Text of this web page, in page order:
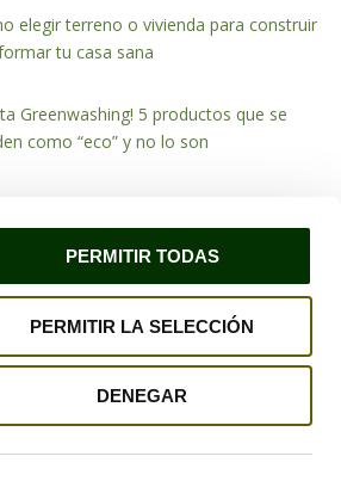
PERMITIR TODAS
PERMITIR LA SELECCIÓN
DENEGAR
elegir terreno o vivienda para construir
tu casa sana
Greenwashing! 5 productos que se
como “eco” y no lo son